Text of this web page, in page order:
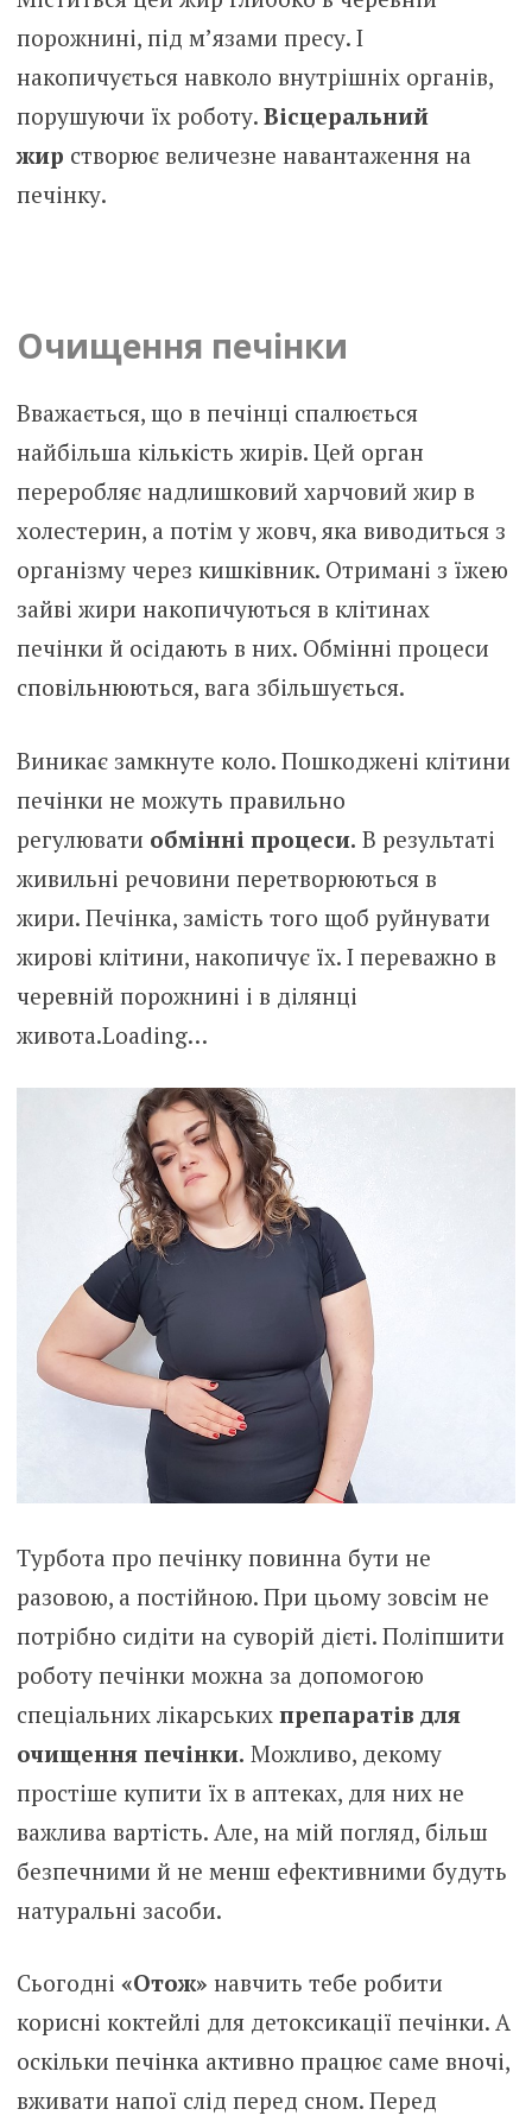
порожнині, під м’язами пресу. І
накопичується навколо внутрішніх органів,
порушуючи їх роботу. Вісцеральний
жир створює величезне навантаження на
печінку.
Очищення печінки
Вважається, що в печінці спалюється
найбільша кількість жирів. Цей орган
переробляє надлишковий харчовий жир в
холестерин, а потім у жовч, яка виводиться з
організму через кишківник. Отримані з їжею
зайві жири накопичуються в клітинах
печінки й осідають в них. Обмінні процеси
сповільнюються, вага збільшується.
Виникає замкнуте коло. Пошкоджені клітини
печінки не можуть правильно
регулювати обмінні процеси. В результаті
живильні речовини перетворюються в
жири. Печінка, замість того щоб руйнувати
жирові клітини, накопичує їх. І переважно в
черевній порожнині і в ділянці
живота.Loading…
Турбота про печінку повинна бути не
разовою, а постійною. При цьому зовсім не
потрібно сидіти на суворій дієті. Поліпшити
роботу печінки можна за допомогою
спеціальних лікарських препаратів для
очищення печінки. Можливо, декому
простіше купити їх в аптеках, для них не
важлива вартість. Але, на мій погляд, більш
безпечними й не менш ефективними будуть
натуральні засоби.
Сьогодні «Отож» навчить тебе робити
корисні коктейлі для детоксикації печінки. А
оскільки печінка активно працює саме вночі,
вживати напої слід перед сном. Перед